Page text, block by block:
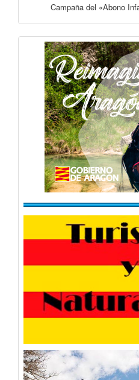
Campaña del «Abono